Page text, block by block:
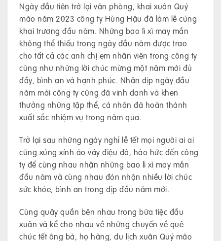
Ngày đầu tiên trở lại văn phòng, khai xuân Quý
mão năm 2023 công ty Hùng Hậu đã làm lễ cúng
khai trương đầu năm. Những bao lì xì may mắn
không thể thiếu trong ngày đầu năm được trao
cho tất cả các anh chị em nhân viên trong công ty
cũng như những lời chúc mừng một năm mới đủ
đầy, bình an và hạnh phúc. Nhân dịp ngày đầu
năm mới công ty cũng đã vinh danh và khen
thưởng những tập thể, cá nhân đã hoàn thành
xuất sắc nhiệm vụ trong năm qua.
Trở lại sau những ngày nghỉ lễ tết mọi người ai ai
cũng xúng xính áo váy điệu đà, háo hức đến công
ty để cùng nhau nhận những bao lì xì may mắn
đầu năm và cùng nhau đón nhận nhiều lời chúc
sức khỏe, bình an trong dịp đầu năm mới.
Cùng quây quần bên nhau trong bữa tiệc đầu
xuân và kể cho nhau về những chuyến về quê
chúc tết ông bà, họ hàng, du lịch xuân Quý mão